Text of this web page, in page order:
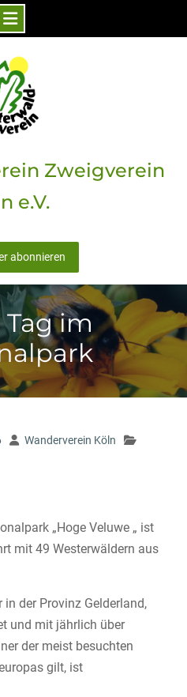
Zweigverein
e.V.
abonnieren
im
Wanderverein Köln
„Hoge Veluwe „ ist
mit 49 Westerwäldern aus
der Provinz Gelderland,
und mit jährlich über
der meist besuchten
gilt, ist